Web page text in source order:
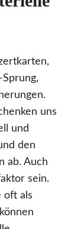
uns
und
den
ab. Auch
sein.
oft als